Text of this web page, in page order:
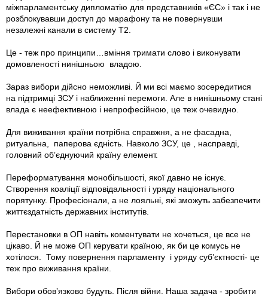
міжпарламентську дипломатію для представників «ЄС» і так і не
розблокувавши доступ до марафону та не повернувши
незалежні канали в систему Т2.
Це - теж про принципи…вміння тримати слово і виконувати
домовленості нинішньою владою.
Зараз вибори дійсно неможливі. Й ми всі маємо зосередитися
на підтримці ЗСУ і наближенні перемоги. Але в нинішньому стані
влада є неефективною і непрофесійною, це теж очевидно.
Для виживання країни потрібна справжня, а не фасадна,
ритуальна, паперова єдність. Навколо ЗСУ, це , насправді,
головний обʼєднуючий країну елемент.
Переформатування монобільшості, якої давно не існує.
Створення коаліції відповідальності і уряду національного
порятунку. Професіонали, а не лояльні, які зможуть забезпечити
життєздатність державних інститутів.
Перестановки в ОП навіть коментувати не хочеться, це все не
цікаво. Й не може ОП керувати країною, як би це комусь не
хотілося. Тому повернення парламенту і уряду субʼєктності- це
теж про виживання країни.
Вибори обовʼязково будуть. Після війни. Наша задача - зробити